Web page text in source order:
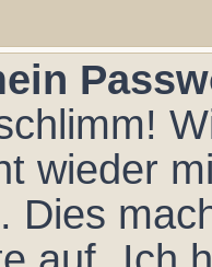
wieder
Dies